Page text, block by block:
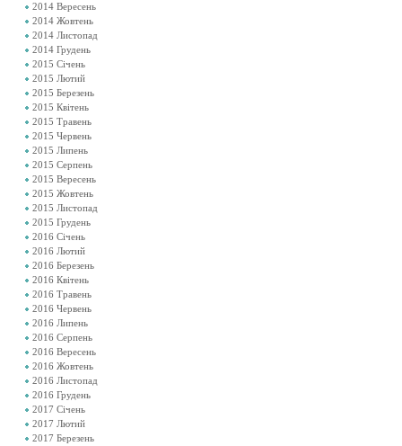
2014 Вересень
2014 Жовтень
2014 Листопад
2014 Грудень
2015 Січень
2015 Лютий
2015 Березень
2015 Квітень
2015 Травень
2015 Червень
2015 Липень
2015 Серпень
2015 Вересень
2015 Жовтень
2015 Листопад
2015 Грудень
2016 Січень
2016 Лютий
2016 Березень
2016 Квітень
2016 Травень
2016 Червень
2016 Липень
2016 Серпень
2016 Вересень
2016 Жовтень
2016 Листопад
2016 Грудень
2017 Січень
2017 Лютий
2017 Березень